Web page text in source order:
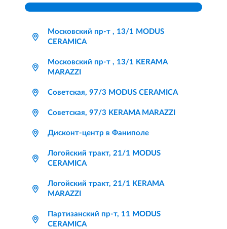
Московский пр-т , 13/1 MODUS
CERAMICA
Московский пр-т , 13/1 KERAMA
MARAZZI
Советская, 97/3 MODUS CERAMICA
Советская, 97/3 KERAMA MARAZZI
Дисконт-центр в Фаниполе
Логойский тракт, 21/1 MODUS
CERAMICA
Логойский тракт, 21/1 KERAMA
MARAZZI
Партизанский пр-т, 11 MODUS
CERAMICA